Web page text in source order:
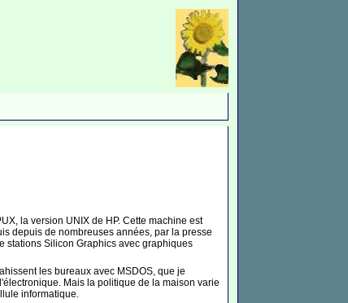
la version UNIX de HP. Cette machine est
depuis de nombreuses années, par la presse
stations Silicon Graphics avec graphiques
les bureaux avec MSDOS, que je
Mais la politique de la maison varie
informatique.